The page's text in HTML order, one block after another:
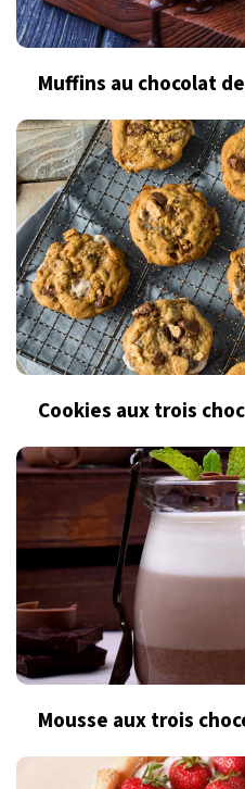
Muffins au chocolat
Cookies aux trois
Mousse aux trois